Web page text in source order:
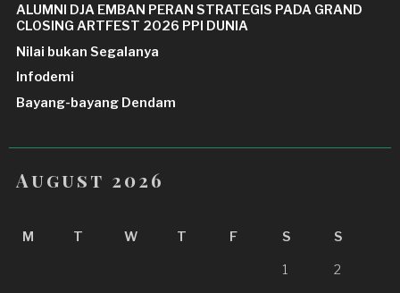
ALUMNI DJA EMBAN PERAN STRATEGIS PADA GRAND
CLOSING ARTFEST 2026 PPI DUNIA
Nilai bukan Segalanya
Infodemi
Bayang-bayang Dendam
August 2026
M T W T F S S
1 2